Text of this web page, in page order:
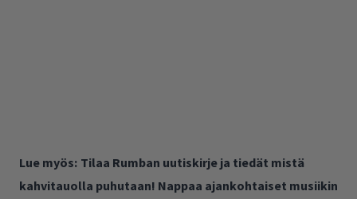
Lue myös: Tilaa Rumban uutiskirje ja tiedät mistä
kahvitauolla puhutaan! Nappaa ajankohtaiset musiikin